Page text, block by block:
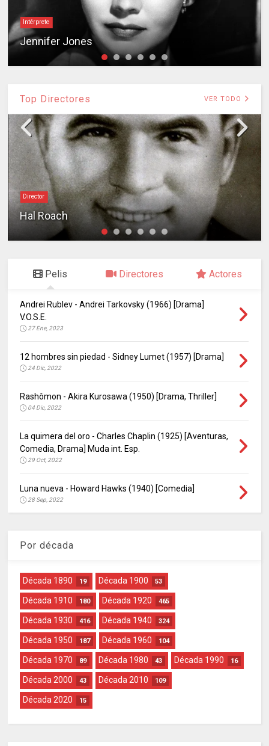
Intérprete
Jennifer Jones
Top Directores VER TODO
Director
Hal Roach
Pelis Directores Actores
Andrei Rublev - Andrei Tarkovsky (1966) [Drama]
V.O.S.E.
27 Ene, 2023
12 hombres sin piedad - Sidney Lumet (1957) [Drama]
24 Dic, 2022
Rashômon - Akira Kurosawa (1950) [Drama, Thriller]
04 Dic, 2022
La quimera del oro - Charles Chaplin (1925) [Aventuras,
Comedia, Drama] Muda int. Esp.
29 Oct, 2022
Luna nueva - Howard Hawks (1940) [Comedia]
28 Sep, 2022
Por década
Década 1890 19 Década 1900 53
Década 1910 180 Década 1920 465
Década 1930 416 Década 1940 324
Década 1950 187 Década 1960 104
Década 1970 89 Década 1980 43 Década 1990 16
Década 2000 43 Década 2010 109
Década 2020 15